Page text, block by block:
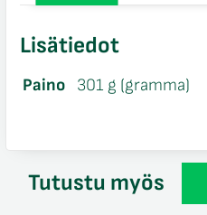
Lisätiedot
Paino 301 g (gramma)
Tutustu myös